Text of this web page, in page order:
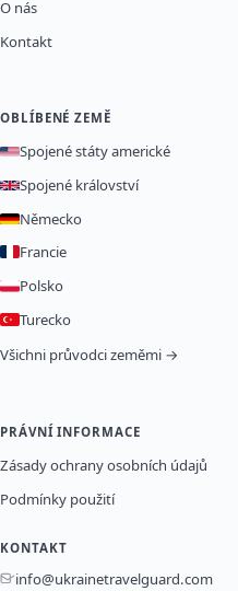
O nás
Kontakt
OBLÍBENÉ ZEMĚ
Spojené státy americké
Spojené království
Německo
Francie
Polsko
Turecko
Všichni průvodci zeměmi →
PRÁVNÍ INFORMACE
Zásady ochrany osobních údajů
Podmínky použití
KONTAKT
info@ukrainetravelguard.com